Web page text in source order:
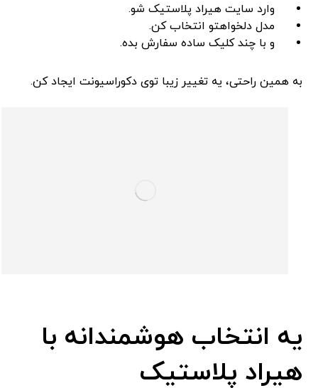
وارد سایت هیراد پلاستیک شو.
مدل دلخواهتو انتخاب کن.
و با چند کلیک ساده سفارش بده.
به همین راحتی، یه تغییر زیبا توی دکوراسیونت ایجاد کن.
یه انتخاب هوشمندانه با
هیراد پلاستیک